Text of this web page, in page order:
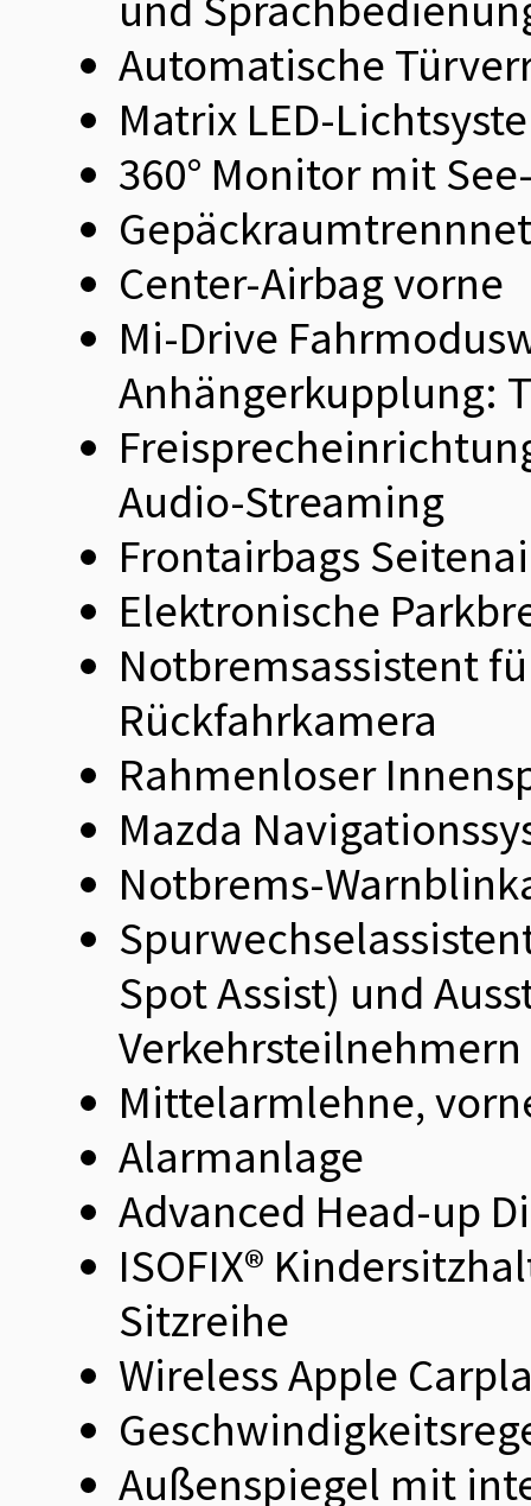
Automatische
Matrix LED-
360° Monitor mit
Center-Airbag vorne
Mi-Drive
Anhängerkupplung:
Audio-Streaming
Frontairbags
Elektronische
Notbremsassistent
Rückfahrkamera
Rahmenloser
Mazda
Notbrems-
Spot Assist) und
Verkehrsteilnehmern
Mittelarmlehne,
Alarmanlage
Advanced Head-up
ISOFIX®
Sitzreihe
Wireless Apple
Außenspiegel mit